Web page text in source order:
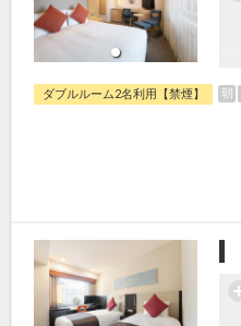
ダブルルーム2名利用【禁煙】 朝